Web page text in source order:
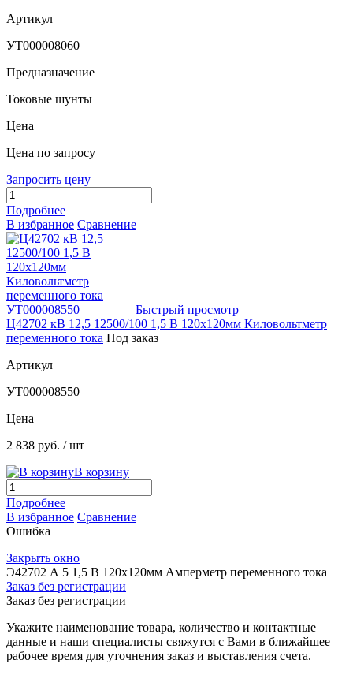
Артикул
УТ000008060
Предназначение
Токовые шунты
Цена
Цена по запросу
Запросить цену
Подробнее
В избранное Сравнение
Быстрый просмотр
Ц42702 кВ 12,5 12500/100 1,5 В 120х120мм Киловольтметр
переменного тока Под заказ
Артикул
УТ000008550
Цена
2 838 руб. / шт
В корзину
Подробнее
В избранное Сравнение
Ошибка
Закрыть окно
Э42702 А 5 1,5 В 120х120мм Амперметр переменного тока
Заказ без регистрации
Заказ без регистрации
Укажите наименование товара, количество и контактные
данные и наши специалисты свяжутся с Вами в ближайшее
рабочее время для уточнения заказ и выставления счета.